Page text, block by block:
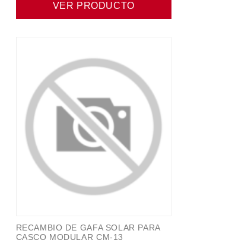
VER PRODUCTO
RECAMBIO DE GAFA SOLAR PARA
CASCO MODULAR CM-13